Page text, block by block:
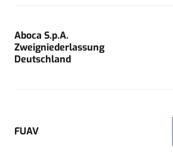
Aboca S.p.A.
Zweigniederlassung
Deutschland
FUAV